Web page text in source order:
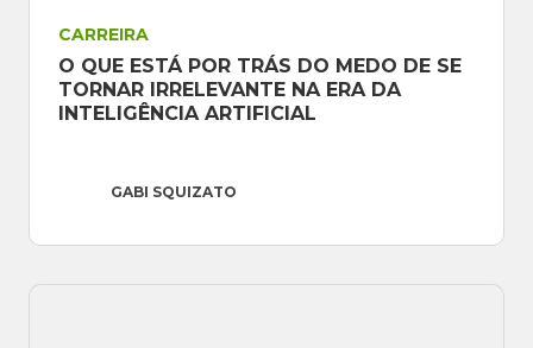
CARREIRA
O QUE ESTÁ POR TRÁS DO MEDO DE SE
TORNAR IRRELEVANTE NA ERA DA
INTELIGÊNCIA ARTIFICIAL
GABI SQUIZATO